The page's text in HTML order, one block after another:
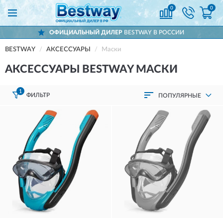
0 0
ОФИЦИАЛЬНЫЙ ДИЛЕР BESTWAY В РОССИИ
BESTWAY АКСЕССУАРЫ Маски
АКСЕССУАРЫ BESTWAY МАСКИ
1
ФИЛЬТР ПОПУЛЯРНЫЕ